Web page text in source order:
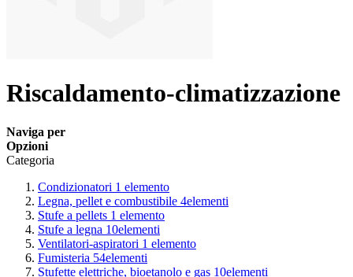
Riscaldamento-climatizzazione
Naviga per
Opzioni
Categoria
Condizionatori 1 elemento
Legna, pellet e combustibile 4elementi
Stufe a pellets 1 elemento
Stufe a legna 10elementi
Ventilatori-aspiratori 1 elemento
Fumisteria 54elementi
Stufette elettriche, bioetanolo e gas 10elementi